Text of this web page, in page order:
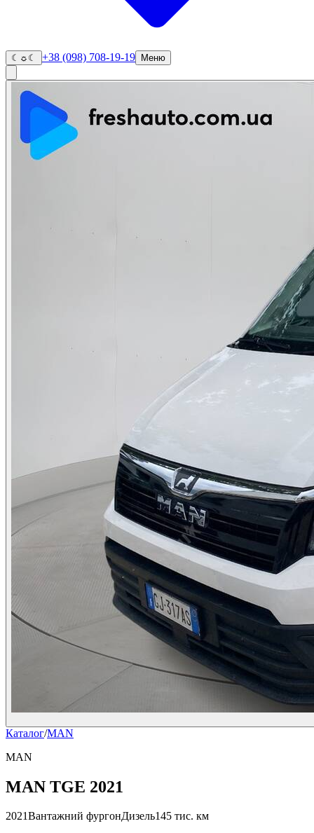
☾ ☼ ☾ +38 (098) 708-19-19 Меню
Каталог/MAN
MAN
MAN TGE 2021
2021Вантажний фургонДизель145 тис. км